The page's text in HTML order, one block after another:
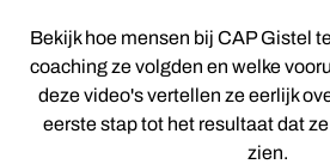
Bekijk hoe mensen bij CAP Gistel
coaching ze volgden en welke
deze video's vertellen ze eerlijk
eerste stap tot het resultaat dat
zien.